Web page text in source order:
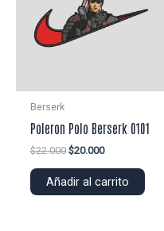
Berserk
Poleron Polo Berserk 0101
$22.000 El
original
$20.000El
actual
Añadir al carrito